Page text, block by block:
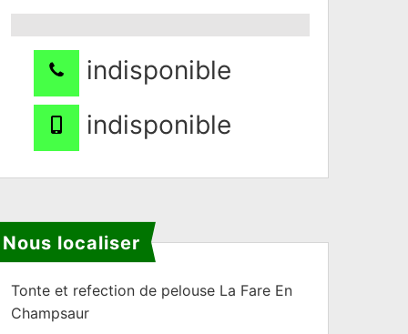
indisponible
indisponible
Nous localiser
Tonte et refection de pelouse La Fare En
Champsaur